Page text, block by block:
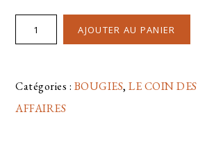
AJOUTER AU PANIER
Catégories : BOUGIES,LE COIN
AFFAIRES